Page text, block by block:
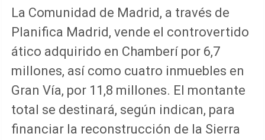
La Comunidad de Madrid, a través de
Planifica Madrid, vende el controvertido
ático adquirido en Chamberí por 6,7
millones, así como cuatro inmuebles en
Gran Vía, por 11,8 millones. El montante
total se destinará, según indican, para
financiar la reconstrucción de la Sierra